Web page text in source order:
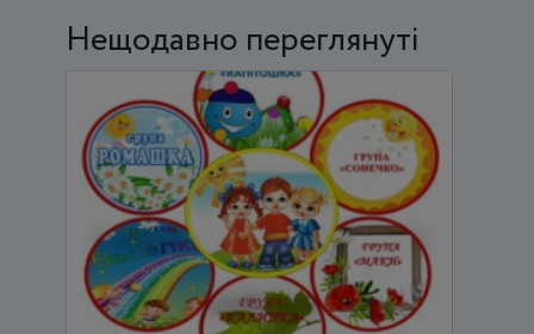
Нещодавно переглянуті